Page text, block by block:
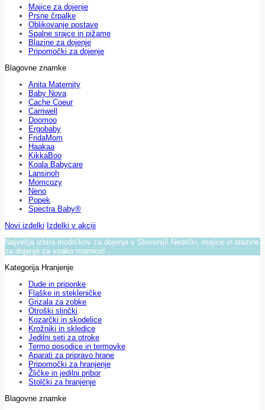
Majice za dojenje
Prsne črpalke
Oblikovanje postave
Spalne srajce in pižame
Blazine za dojenje
Pripomočki za dojenje
Blagovne znamke
Anita Maternity
Baby Nova
Cache Coeur
Carriwell
Doomoo
Ergobaby
FridaMom
Haakaa
KikkaBoo
Koala Babycare
Lansinoh
Momcozy
Neno
Popek
Spectra Baby®
Novi izdelki Izdelki v akciji
Največja izbira modrčkov za dojenje v Sloveniji! Nedrčki, majice in blazine
za dojenje za vsako mamico!
Kategorija Hranjenje
Dude in priponke
Flaške in stekleničke
Grizala za zobke
Otroški slinčki
Kozarčki in skodelice
Krožniki in skledice
Jedilni seti za otroke
Termo posodice in termovke
Aparati za pripravo hrane
Pripomočki za hranjenje
Žličke in jedilni pribor
Stolčki za hranjenje
Blagovne znamke